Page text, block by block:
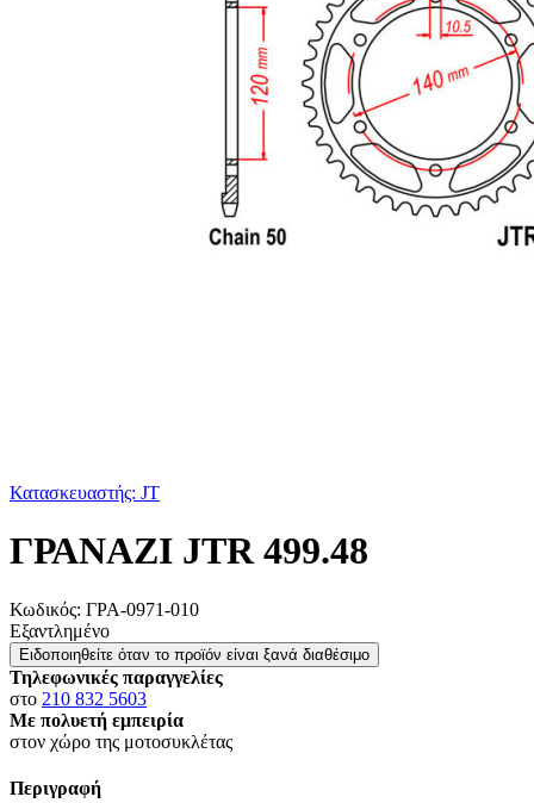
Κατασκευαστής: JT
ΓΡΑΝΑΖΙ JTR 499.48
Κωδικός: ΓΡΑ-0971-010
Εξαντλημένο
Ειδοποιηθείτε όταν το προϊόν είναι ξανά διαθέσιμο
Τηλεφωνικές παραγγελίες
στο 210 832 5603
Με πολυετή εμπειρία
στον χώρο της μοτοσυκλέτας
Περιγραφή